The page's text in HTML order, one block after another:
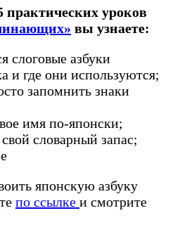
практических уроков
вы узнаете:
слоговые азбуки
и где они используются;
запомнить знаки
имя по-японски;
словарный запас;
японскую азбуку
по ссылке и смотрите